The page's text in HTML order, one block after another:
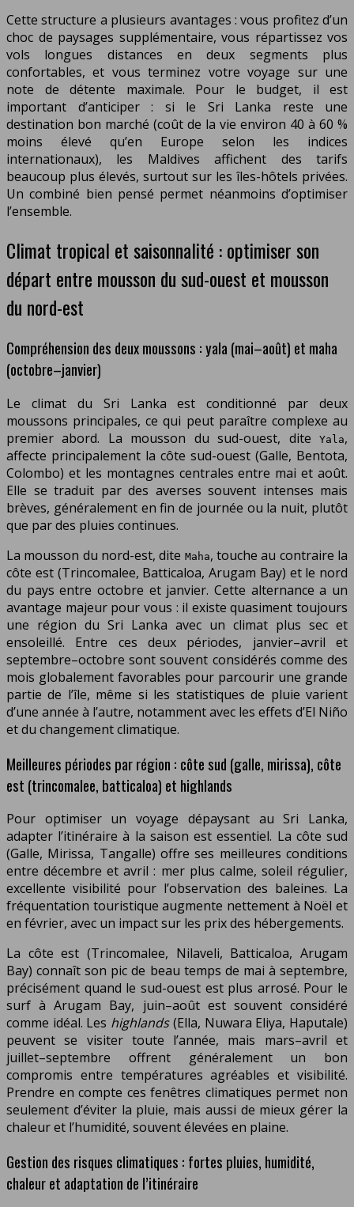
Cette structure a plusieurs avantages : vous profitez d’un
choc de paysages supplémentaire, vous répartissez vos
vols longues distances en deux segments plus
confortables, et vous terminez votre voyage sur une
note de détente maximale. Pour le budget, il est
important d’anticiper : si le Sri Lanka reste une
destination bon marché (coût de la vie environ 40 à 60 %
moins élevé qu’en Europe selon les indices
internationaux), les Maldives affichent des tarifs
beaucoup plus élevés, surtout sur les îles-hôtels privées.
Un combiné bien pensé permet néanmoins d’optimiser
l’ensemble.
Climat tropical et saisonnalité : optimiser son
départ entre mousson du sud-ouest et mousson
du nord-est
Compréhension des deux moussons : yala (mai–août) et maha
(octobre–janvier)
Le climat du Sri Lanka est conditionné par deux
moussons principales, ce qui peut paraître complexe au
premier abord. La mousson du sud-ouest, dite
Yala,
affecte principalement la côte sud-ouest (Galle, Bentota,
Colombo) et les montagnes centrales entre mai et août.
Elle se traduit par des averses souvent intenses mais
brèves, généralement en fin de journée ou la nuit, plutôt
que par des pluies continues.
La mousson du nord-est, dite Maha, touche au contraire la
côte est (Trincomalee, Batticaloa, Arugam Bay) et le nord
du pays entre octobre et janvier. Cette alternance a un
avantage majeur pour vous : il existe quasiment toujours
une région du Sri Lanka avec un climat plus sec et
ensoleillé. Entre ces deux périodes, janvier–avril et
septembre–octobre sont souvent considérés comme des
mois globalement favorables pour parcourir une grande
partie de l’île, même si les statistiques de pluie varient
d’une année à l’autre, notamment avec les effets d’El Niño
et du changement climatique.
Meilleures périodes par région : côte sud (galle, mirissa), côte
est (trincomalee, batticaloa) et highlands
Pour optimiser un voyage dépaysant au Sri Lanka,
adapter l’itinéraire à la saison est essentiel. La côte sud
(Galle, Mirissa, Tangalle) offre ses meilleures conditions
entre décembre et avril : mer plus calme, soleil régulier,
excellente visibilité pour l’observation des baleines. La
fréquentation touristique augmente nettement à Noël et
en février, avec un impact sur les prix des hébergements.
La côte est (Trincomalee, Nilaveli, Batticaloa, Arugam
Bay) connaît son pic de beau temps de mai à septembre,
précisément quand le sud-ouest est plus arrosé. Pour le
surf à Arugam Bay, juin–août est souvent considéré
comme idéal. Les highlands(Ella, Nuwara Eliya, Haputale)
peuvent se visiter toute l’année, mais mars–avril et
juillet–septembre offrent généralement un bon
compromis entre températures agréables et visibilité.
Prendre en compte ces fenêtres climatiques permet non
seulement d’éviter la pluie, mais aussi de mieux gérer la
chaleur et l’humidité, souvent élevées en plaine.
Gestion des risques climatiques : fortes pluies, humidité,
chaleur et adaptation de l’itinéraire